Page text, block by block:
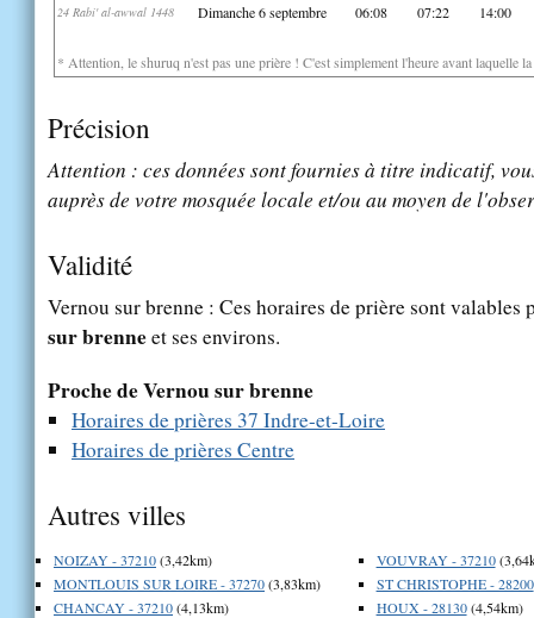
24 Rabi' al-awwal 1448 Dimanche 6 septembre 06:08 07:22 14:00
* Attention, le shuruq n'est pas une prière ! C'est simplement l'heure avant laquelle
Précision
Attention : ces données sont fournies à titre indicatif,
auprès de votre mosquée locale et/ou au moyen de
Validité
Vernou sur brenne : Ces horaires de prière sont
sur brenneet ses environs.
Proche de Vernou sur brenne
Horaires de prières 37 Indre-et-Loire
Horaires de prières Centre
Autres villes
NOIZAY - 37210(3,42km)
MONTLOUIS SUR LOIRE - 37270(3,83km)
CHANCAY - 37210(4,13km)
VOUVRAY - 37210
ST CHRISTOPHE - 28200
HOUX - 28130(4,54km)